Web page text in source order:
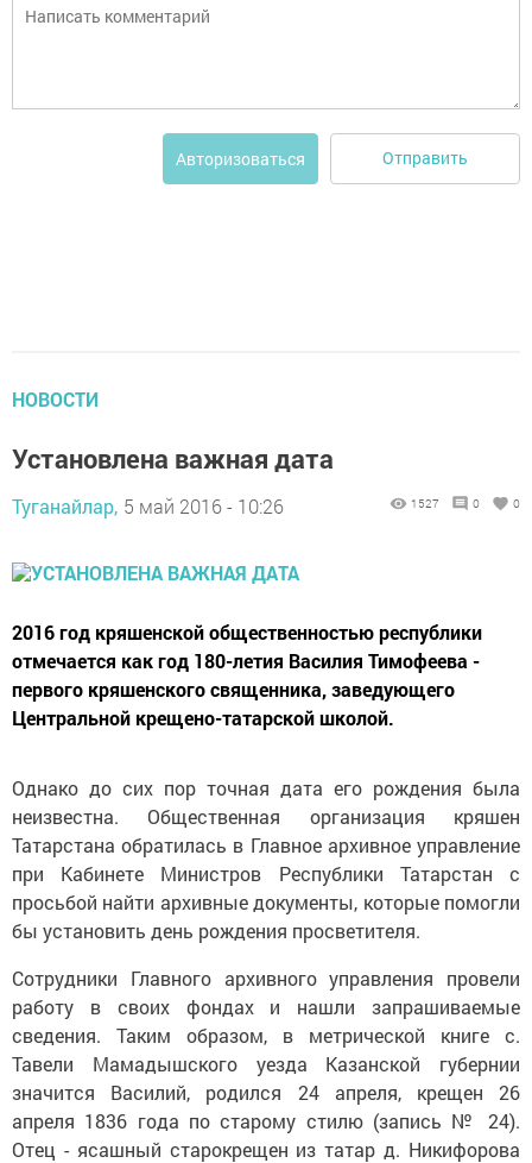
Авторизоваться Отправить
НОВОСТИ
Установлена важная дата
Туганайлар, 5 май 2016 - 10:26 1527 0 0
2016 год кряшенской общественностью республики
отмечается как год 180-летия Василия Тимофеева -
первого кряшенского священника, заведующего
Центральной крещено-татарской школой.
Однако до сих пор точная дата его рождения была
неизвестна. Общественная организация кряшен
Татарстана обратилась в Главное архивное управление
при Кабинете Министров Республики Татарстан с
просьбой найти архивные документы, которые помогли
бы установить день рождения просветителя.
Сотрудники Главного архивного управления провели
работу в своих фондах и нашли запрашиваемые
сведения. Таким образом, в метрической книге с.
Тавели Мамадышского уезда Казанской губернии
значится Василий, родился 24 апреля, крещен 26
апреля 1836 года по старому стилю (запись № 24).
Отец - ясашный старокрещен из татар д. Никифорова